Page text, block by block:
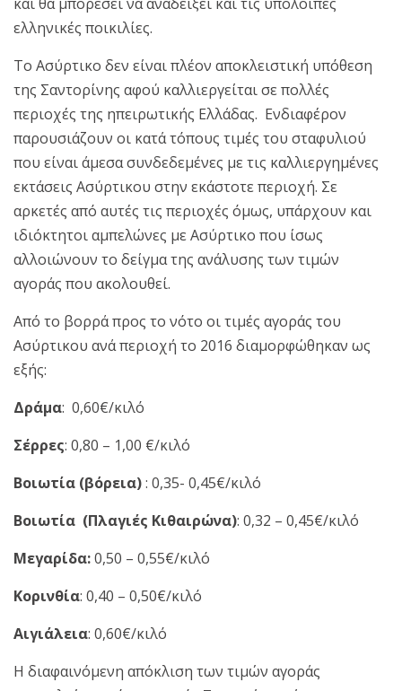
ελληνικές ποικιλίες.
Το Ασύρτικο δεν είναι πλέον αποκλειστική υπόθεση
της Σαντορίνης αφού καλλιεργείται σε πολλές
περιοχές της ηπειρωτικής Ελλάδας. Ενδιαφέρον
παρουσιάζουν οι κατά τόπους τιμές του σταφυλιού
που είναι άμεσα συνδεδεμένες με τις καλλιεργημένες
εκτάσεις Ασύρτικου στην εκάστοτε περιοχή. Σε
αρκετές από αυτές τις περιοχές όμως, υπάρχουν και
ιδιόκτητοι αμπελώνες με Ασύρτικο που ίσως
αλλοιώνουν το δείγμα της ανάλυσης των τιμών
αγοράς που ακολουθεί.
Από το βορρά προς το νότο οι τιμές αγοράς του
Ασύρτικου ανά περιοχή το 2016 διαμορφώθηκαν ως
εξής:
Δράμα: 0,60€/κιλό
Σέρρες: 0,80 – 1,00 €/κιλό
Βοιωτία (βόρεια): 0,35- 0,45€/κιλό
Βοιωτία (Πλαγιές Κιθαιρώνα): 0,32 – 0,45€/κιλό
Μεγαρίδα:0,50 – 0,55€/κιλό
Κορινθία: 0,40 – 0,50€/κιλό
Αιγιάλεια: 0,60€/κιλό
Η διαφαινόμενη απόκλιση των τιμών αγοράς